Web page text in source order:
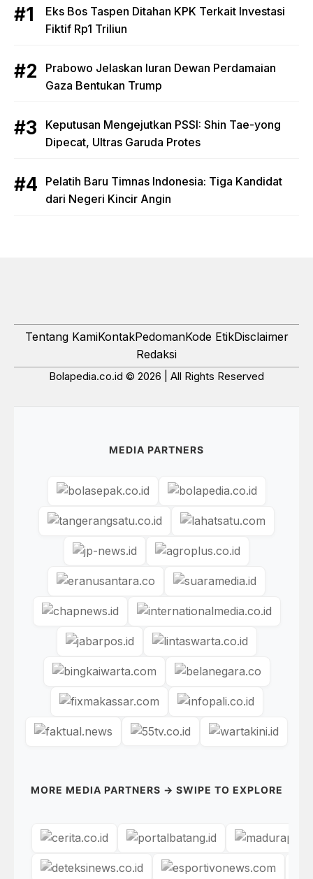
Eks Bos Taspen Ditahan KPK Terkait Investasi
Fiktif Rp1 Triliun
Prabowo Jelaskan Iuran Dewan Perdamaian
Gaza Bentukan Trump
Keputusan Mengejutkan PSSI: Shin Tae-yong
Dipecat, Ultras Garuda Protes
Pelatih Baru Timnas Indonesia: Tiga Kandidat
dari Negeri Kincir Angin
Tentang KamiKontakPedomanKode EtikDisclaimer
Redaksi
Bolapedia.co.id © 2026 | All Rights Reserved
MEDIA PARTNERS
MORE MEDIA PARTNERS → SWIPE TO EXPLORE